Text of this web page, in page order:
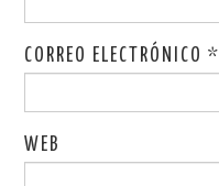
CORREO ELECTRÓNICO*
WEB